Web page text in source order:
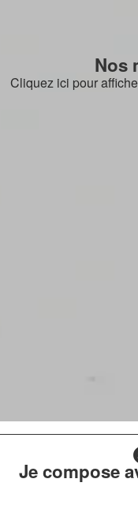
Nos
Cliquez ici pour
Je compose